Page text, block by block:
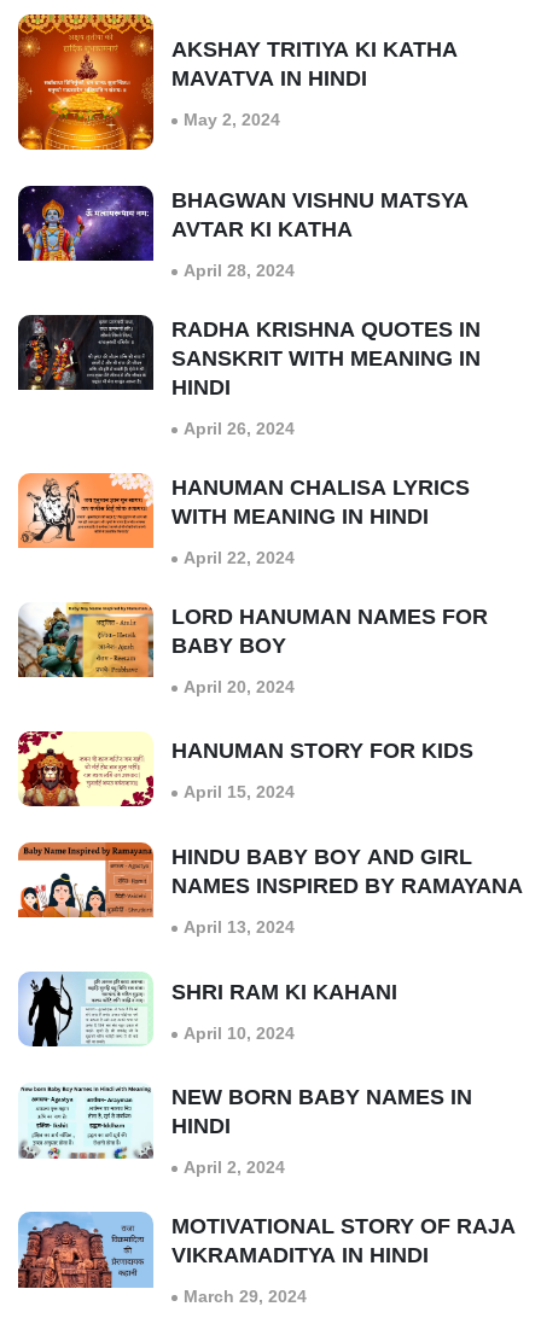
AKSHAY TRITIYA KI KATHA
MAVATVA IN HINDI
May 2, 2024
BHAGWAN VISHNU MATSYA
AVTAR KI KATHA
April 28, 2024
RADHA KRISHNA QUOTES IN
SANSKRIT WITH MEANING IN
HINDI
April 26, 2024
HANUMAN CHALISA LYRICS
WITH MEANING IN HINDI
April 22, 2024
LORD HANUMAN NAMES FOR
BABY BOY
April 20, 2024
HANUMAN STORY FOR KIDS
April 15, 2024
HINDU BABY BOY AND GIRL
NAMES INSPIRED BY RAMAYANA
April 13, 2024
SHRI RAM KI KAHANI
April 10, 2024
NEW BORN BABY NAMES IN
HINDI
April 2, 2024
MOTIVATIONAL STORY OF RAJA
VIKRAMADITYA IN HINDI
March 29, 2024